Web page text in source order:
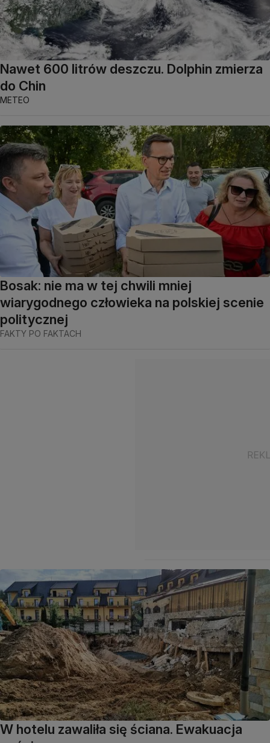
Nawet 600 litrów deszczu. Dolphin zmierza
do Chin
METEO
Bosak: nie ma w tej chwili mniej
wiarygodnego człowieka na polskiej scenie
politycznej
FAKTY PO FAKTACH
W hotelu zawaliła się ściana. Ewakuacja